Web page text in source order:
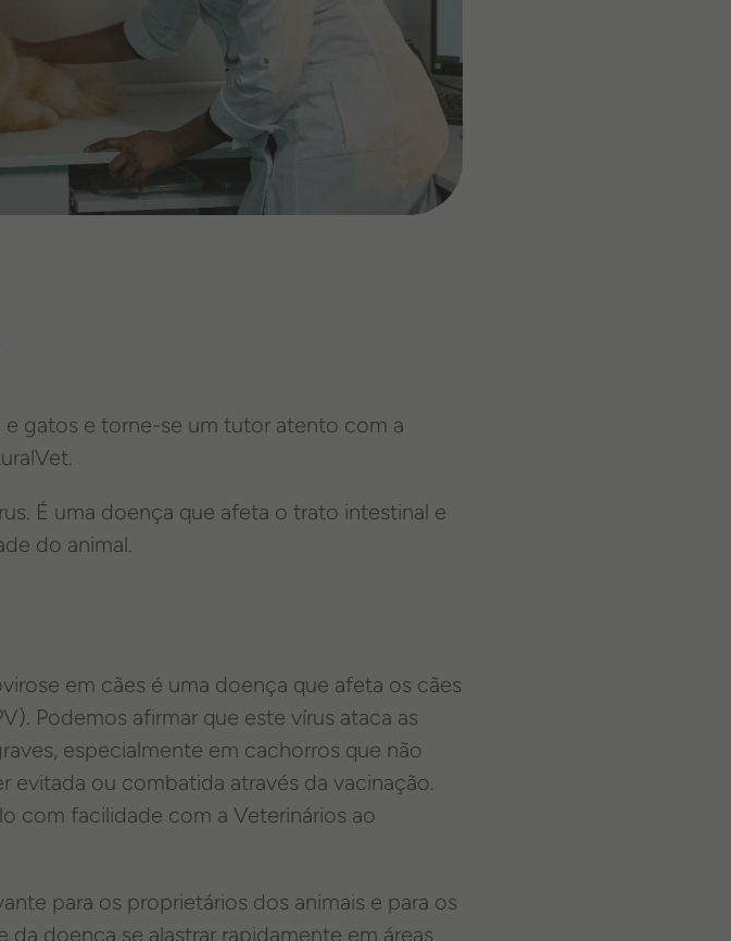
gatos e torne-se um tutor atento com a
É uma doença que afeta o trato intestinal e
do animal.
em cães é uma doença que afeta os cães
Podemos afirmar que este vírus ataca as
especialmente em cachorros que não
evitada ou combatida através da vacinação.
com facilidade com a Veterinários ao
para os proprietários dos animais e para os
doença se alastrar rapidamente em áreas